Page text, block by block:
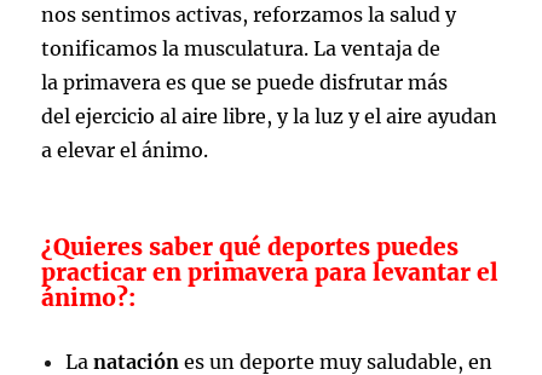
nos sentimos activas, reforzamos la salud y
tonificamos la musculatura. La ventaja de
la primavera es que se puede disfrutar más
del ejercicio al aire libre, y la luz y el aire ayudan
a elevar el ánimo.
¿Quieres saber qué deportes puedes
practicar en primavera para levantar el
ánimo?:
Lanatación es un deporte muy saludable, en